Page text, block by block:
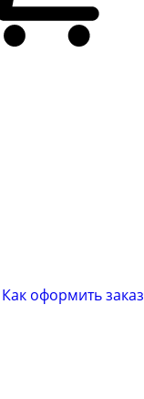
Как оформить заказ